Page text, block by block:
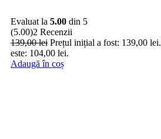
Evaluat la 5.00 din 5
(5.00)2 Recenzii
139,00lei Prețul inițial a fost: 139,00 lei.
este: 104,00 lei.
Adaugă în coș